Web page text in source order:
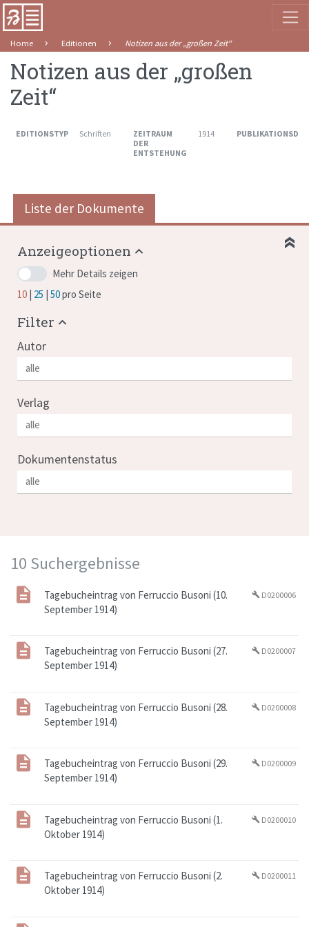
Home Editionen Notizen aus der „großen Zeit“
Notizen aus der „großen
Zeit“
EDITIONSTYP Schriften
ZEITRAUM
DER
ENTSTEHUNG
1914
Liste der Dokumente
10 Suchergebnisse
Tagebucheintrag von Ferruccio Busoni (10.
September 1914)
build D0200006
Tagebucheintrag von Ferruccio Busoni (27.
September 1914)
build D0200007
Tagebucheintrag von Ferruccio Busoni (28.
September 1914)
build D0200008
Tagebucheintrag von Ferruccio Busoni (29.
September 1914)
build D0200009
Tagebucheintrag von Ferruccio Busoni (1.
Oktober 1914)
build D0200010
Tagebucheintrag von Ferruccio Busoni (2.
Oktober 1914)
build D0200011
Anzeigeoptionen
Mehr Details zeigen
10 25 50pro Seite
Filter
Autor
Verlag
Dokumentenstatus